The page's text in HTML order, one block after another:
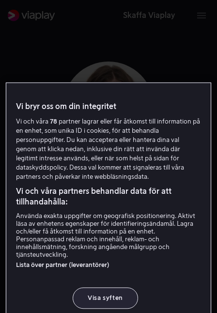
Skaffa Viaplay
Hannah Murray
Från 49 kr
Vi bryr oss om din integritet
Vi och våra78 partner lagrar eller får åtkomst till information på
en enhet, som unika ID i cookies, för att behandla
personuppgifter. Du kan acceptera eller hantera dina val
genom att klicka nedan, inklusive din rätt att invända där
legitimt intresse används, eller när som helst på sidan för
dataskyddspolicy. Dessa val kommer att signaleras till våra
partners och påverkar inte webbläsningsdata.
Vi och våra partners behandlar data för att
tillhandahålla:
Använda exakta uppgifter om geografisk positionering. Aktivt
läsa av enhetens egenskaper för identifieringsändamål. Lagra
och/eller få åtkomst till information på en enhet.
Personanpassad reklam och innehåll, reklam- och
innehållsmätning, forskning angående målgrupp och
tjänsteutveckling.
Lista över partner (leverantörer)
Visa syften